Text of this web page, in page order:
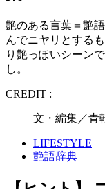
艶のある言葉＝艶
んでニヤリとする
り艶っぽいシーン
し。
CREDIT :
文・編集／青
LIFESTYLE
艶語辞典